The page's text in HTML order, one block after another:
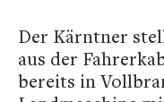
Der Kärntner
aus der
bereits in